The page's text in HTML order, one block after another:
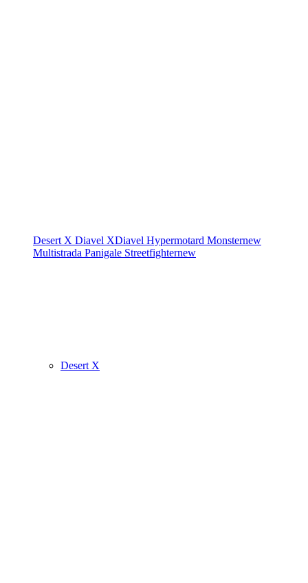
Desert X Diavel XDiavel Hypermotard Monsternew
Multistrada Panigale Streetfighternew
Desert X